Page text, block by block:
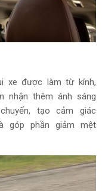
xe được làm từ kính,
nhận thêm ánh sáng
tạo cảm giác
góp phần giảm mệt